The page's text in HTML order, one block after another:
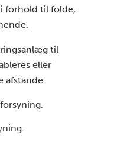
forhold til folde,
til
eller
afstande: